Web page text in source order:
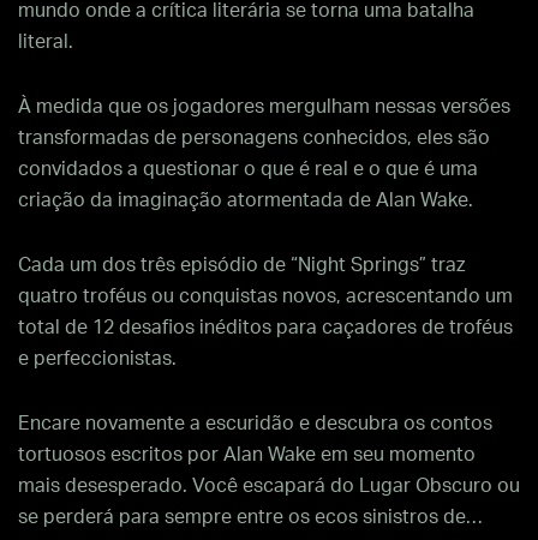
mundo onde a crítica literária se torna uma batalha
literal.
À medida que os jogadores mergulham nessas versões
transformadas de personagens conhecidos, eles são
convidados a questionar o que é real e o que é uma
criação da imaginação atormentada de Alan Wake.
Cada um dos três episódio de “Night Springs” traz
quatro troféus ou conquistas novos, acrescentando um
total de 12 desafios inéditos para caçadores de troféus
e perfeccionistas.
Encare novamente a escuridão e descubra os contos
tortuosos escritos por Alan Wake em seu momento
mais desesperado. Você escapará do Lugar Obscuro ou
se perderá para sempre entre os ecos sinistros de…